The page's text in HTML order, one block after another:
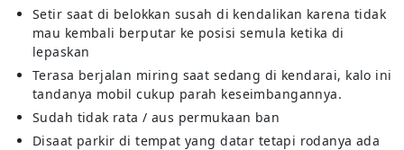
Setir saat di belokkan susah di kendalikan karena tidak
mau kembali berputar ke posisi semula ketika di
lepaskan
Terasa berjalan miring saat sedang di kendarai, kalo ini
tandanya mobil cukup parah keseimbangannya.
Sudah tidak rata / aus permukaan ban
Disaat parkir di tempat yang datar tetapi rodanya ada